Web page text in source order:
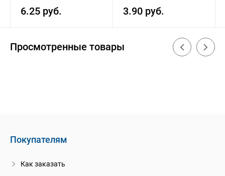
6.25 руб. 3.90 руб.
Просмотренные товары
Покупателям
Как заказать